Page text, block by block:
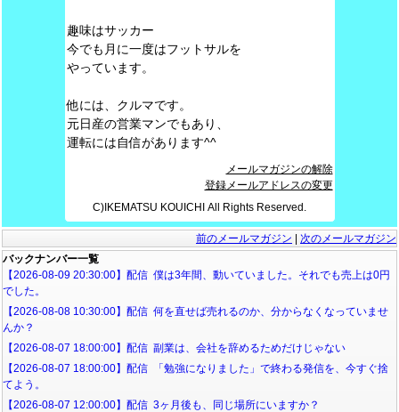
趣味はサッカー
今でも月に一度はフットサルを
やっています。
他には、クルマです。
元日産の営業マンでもあり、
運転には自信があります^^
メールマガジンの解除
登録メールアドレスの変更
C)IKEMATSU KOUICHI All Rights Reserved.
前のメールマガジン
次のメールマガジン
バックナンバー一覧
【2026-08-09 20:30:00】配信 僕は3年間、動いていました。それでも売上は0円
でした。
【2026-08-08 10:30:00】配信 何を直せば売れるのか、分からなくなっていませ
んか？
【2026-08-07 18:00:00】配信 副業は、会社を辞めるためだけじゃない
【2026-08-07 18:00:00】配信 「勉強になりました」で終わる発信を、今すぐ捨
てよう。
【2026-08-07 12:00:00】配信 3ヶ月後も、同じ場所にいますか？